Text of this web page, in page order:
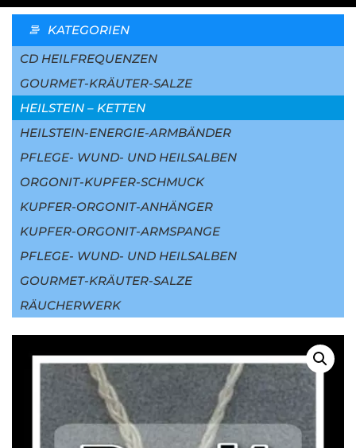
KATEGORIEN
CD HEILFREQUENZEN
GOURMET-KRÄUTER-SALZE
HEILSTEIN – KETTEN
HEILSTEIN-ENERGIE-ARMBÄNDER
PFLEGE- WUND- UND HEILSALBEN
ORGONIT-KUPFER-SCHMUCK
KUPFER-ORGONIT-ANHÄNGER
KUPFER-ORGONIT-ARMSPANGE
PFLEGE- WUND- UND HEILSALBEN
GOURMET-KRÄUTER-SALZE
RÄUCHERWERK